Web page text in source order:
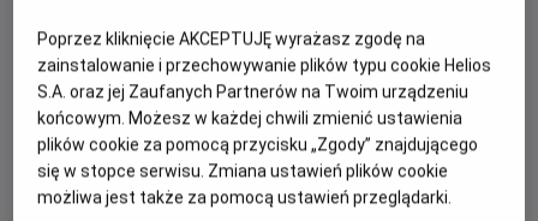
właściwie czyni nas ludźmi? I czy(m) jest „duch w
skorupie”?
„Ghost in the Shell” to zarazem estetyczny majstersztyk:
ukazane z rozmachem neonowe panoramy Neo Tokio,
hipnotyzująca animacja i klimat cyberpunku. Do tego
wspaniała ścieżka dźwiękowa, dzięki której Kenji Kawaii
Poprzez kliknięcie AKCEPTUJĘ wyrażasz zgodę na
zainstalowanie i przechowywanie plików typu cookie Helios
S.A. oraz jej Zaufanych Partnerów na Twoim urządzeniu
końcowym. Możesz w każdej chwili zmienić ustawienia
plików cookie za pomocą przycisku „Zgody” znajdującego
się w stopce serwisu. Zmiana ustawień plików cookie
możliwa jest także za pomocą ustawień przeglądarki.